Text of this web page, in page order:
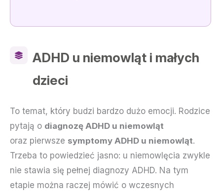
ADHD u niemowląt i małych
dzieci
To temat, który budzi bardzo dużo emocji. Rodzice
pytają o diagnozę ADHD u niemowląt
oraz pierwsze symptomy ADHD u niemowląt.
Trzeba to powiedzieć jasno: u niemowlęcia zwykle
nie stawia się pełnej diagnozy ADHD. Na tym
etapie można raczej mówić o wczesnych